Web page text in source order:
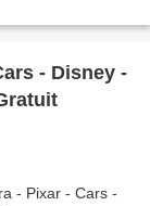
- Disney -